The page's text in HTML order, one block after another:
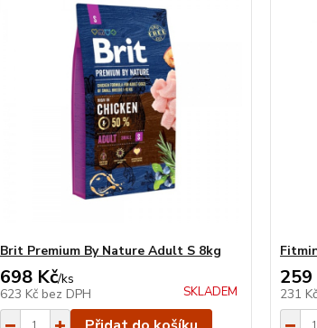
Brit Premium By Nature Adult S 8kg
698 Kč/ks
623 Kč bez DPH SKLADEM
259
231 Kč